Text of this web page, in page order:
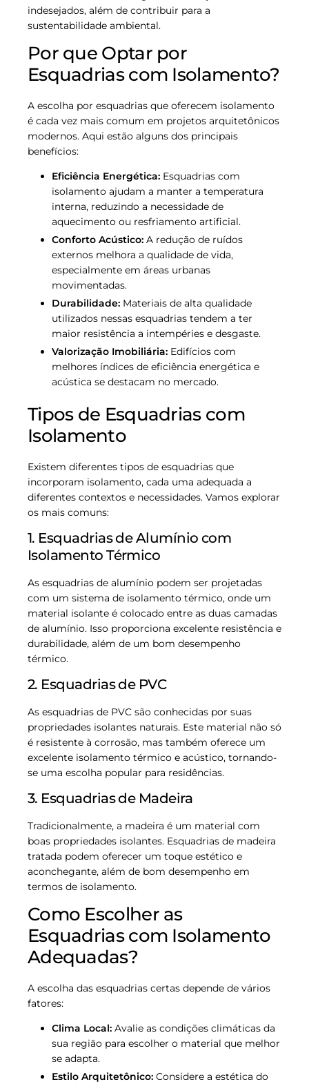
indesejados, além de contribuir para a
sustentabilidade ambiental.
Por que Optar por
Esquadrias com Isolamento?
A escolha por esquadrias que oferecem isolamento
é cada vez mais comum em projetos arquitetônicos
modernos. Aqui estão alguns dos principais
benefícios:
Eficiência Energética: Esquadrias com
isolamento ajudam a manter a temperatura
interna, reduzindo a necessidade de
aquecimento ou resfriamento artificial.
Conforto Acústico: A redução de ruídos
externos melhora a qualidade de vida,
especialmente em áreas urbanas
movimentadas.
Durabilidade: Materiais de alta qualidade
utilizados nessas esquadrias tendem a ter
maior resistência a intempéries e desgaste.
Valorização Imobiliária: Edifícios com
melhores índices de eficiência energética e
acústica se destacam no mercado.
Tipos de Esquadrias com
Isolamento
Existem diferentes tipos de esquadrias que
incorporam isolamento, cada uma adequada a
diferentes contextos e necessidades. Vamos explorar
os mais comuns:
1. Esquadrias de Alumínio com
Isolamento Térmico
As esquadrias de alumínio podem ser projetadas
com um sistema de isolamento térmico, onde um
material isolante é colocado entre as duas camadas
de alumínio. Isso proporciona excelente resistência e
durabilidade, além de um bom desempenho
térmico.
2. Esquadrias de PVC
As esquadrias de PVC são conhecidas por suas
propriedades isolantes naturais. Este material não só
é resistente à corrosão, mas também oferece um
excelente isolamento térmico e acústico, tornando-
se uma escolha popular para residências.
3. Esquadrias de Madeira
Tradicionalmente, a madeira é um material com
boas propriedades isolantes. Esquadrias de madeira
tratada podem oferecer um toque estético e
aconchegante, além de bom desempenho em
termos de isolamento.
Como Escolher as
Esquadrias com Isolamento
Adequadas?
A escolha das esquadrias certas depende de vários
fatores:
Clima Local: Avalie as condições climáticas da
sua região para escolher o material que melhor
se adapta.
Estilo Arquitetônico: Considere a estética do